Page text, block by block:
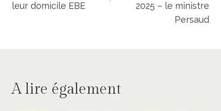
leur domicile EBE
2025 – le ministre
Persaud
A lire également